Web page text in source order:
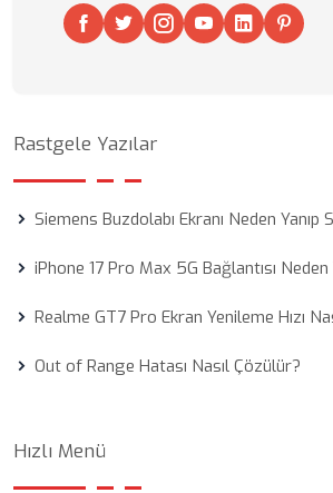
Rastgele Yazılar
Siemens Buzdolabı Ekranı Neden Yanıp
iPhone 17 Pro Max 5G Bağlantısı
Realme GT7 Pro Ekran Yenileme Hızı
Out of Range Hatası Nasıl Çözülür?
Hızlı Menü